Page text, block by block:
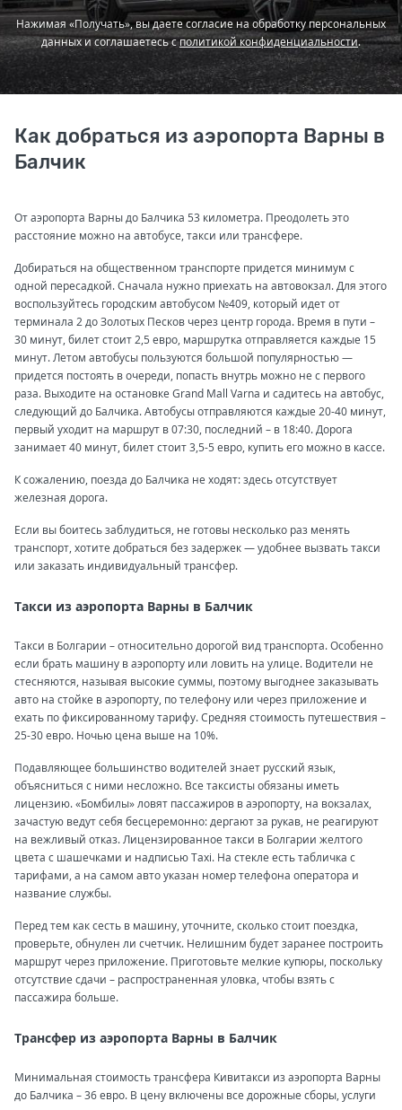
Нажимая «Получать», вы даете согласие на обработку персональных
данных и соглашаетесь сполитикой конфиденциальности.
Как добраться из аэропорта Варны в
Балчик
От аэропорта Варны до Балчика 53 километра. Преодолеть это
расстояние можно на автобусе, такси или трансфере.
Добираться на общественном транспорте придется минимум с
одной пересадкой. Сначала нужно приехать на автовокзал. Для этого
воспользуйтесь городским автобусом №409, который идет от
терминала 2 до Золотых Песков через центр города. Время в пути –
30 минут, билет стоит 2,5 евро, маршрутка отправляется каждые 15
минут. Летом автобусы пользуются большой популярностью —
придется постоять в очереди, попасть внутрь можно не с первого
раза. Выходите на остановке Grand Mall Varna и садитесь на автобус,
следующий до Балчика. Автобусы отправляются каждые 20-40 минут,
первый уходит на маршрут в 07:30, последний – в 18:40. Дорога
занимает 40 минут, билет стоит 3,5-5 евро, купить его можно в кассе.
К сожалению, поезда до Балчика не ходят: здесь отсутствует
железная дорога.
Если вы боитесь заблудиться, не готовы несколько раз менять
транспорт, хотите добраться без задержек — удобнее вызвать такси
или заказать индивидуальный трансфер.
Такси из аэропорта Варны в Балчик
Такси в Болгарии – относительно дорогой вид транспорта. Особенно
если брать машину в аэропорту или ловить на улице. Водители не
стесняются, называя высокие суммы, поэтому выгоднее заказывать
авто на стойке в аэропорту, по телефону или через приложение и
ехать по фиксированному тарифу. Средняя стоимость путешествия –
25-30 евро. Ночью цена выше на 10%.
Подавляющее большинство водителей знает русский язык,
объясниться с ними несложно. Все таксисты обязаны иметь
лицензию. «Бомбилы» ловят пассажиров в аэропорту, на вокзалах,
зачастую ведут себя бесцеремонно: дергают за рукав, не реагируют
на вежливый отказ. Лицензированное такси в Болгарии желтого
цвета с шашечками и надписью Taxi. На стекле есть табличка с
тарифами, а на самом авто указан номер телефона оператора и
название службы.
Перед тем как сесть в машину, уточните, сколько стоит поездка,
проверьте, обнулен ли счетчик. Нелишним будет заранее построить
маршрут через приложение. Приготовьте мелкие купюры, поскольку
отсутствие сдачи – распространенная уловка, чтобы взять с
пассажира больше.
Трансфер из аэропорта Варны в Балчик
Минимальная стоимость трансфера Кивитакси из аэропорта Варны
до Балчика – 36 евро. В цену включены все дорожные сборы, услуги